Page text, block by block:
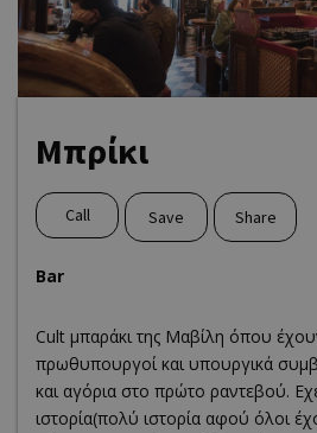
AGENDA
COLLECTIONS
Μπρίκι
Call Save Share
Bar
Cult μπαράκι της Μαβίλη όπου
πρωθυπουργοί και υπουργικά
και αγόρια στο πρώτο ραντεβού.
ιστορία(πολύ ιστορία αφού όλοι